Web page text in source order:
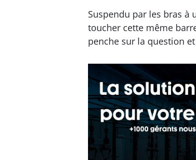
Suspendu par les bras à
toucher cette même
penche sur la question